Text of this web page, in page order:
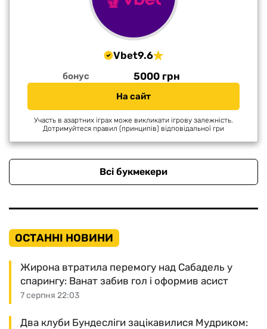
Vbet9.6
бонус 5000 грн
На сайт
Участь в азартних іграх може викликати ігрову залежність.
Дотримуйтеся правил (принципів) відповідальної гри
Всі букмекери
ОСТАННІ НОВИНИ
7 серпня 22:03
Жирона втратила перемогу над Сабадель у
спарингу: Ванат забив гол і оформив асист
Два клуби Бундесліги зацікавилися Мудриком: